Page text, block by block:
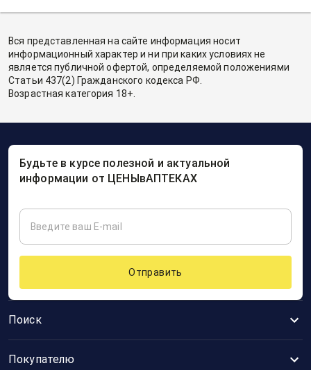
Вся представленная на сайте информация носит
информационный характер и ни при каких условиях не
является публичной офертой, определяемой положениями
Статьи 437(2) Гражданского кодекса РФ.
Возрастная категория 18+.
Поиск
Покупателю
Будьте в курсе полезной и актуальной
информации от ЦЕНЫвАПТЕКАХ
Отправить